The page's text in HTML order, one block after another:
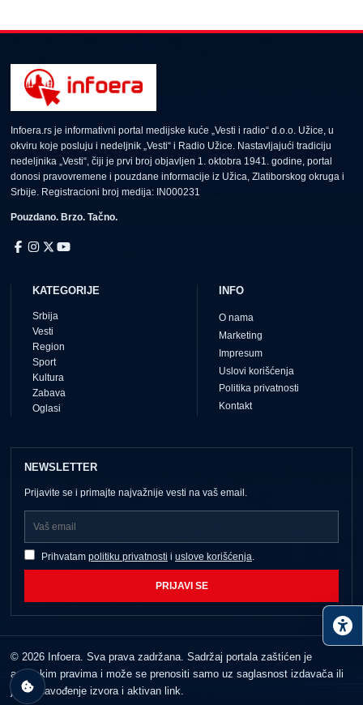
Infoera.rs je informativni portal medijske kuće „Vesti i radio“ d.o.o. Užice, u
okviru koje posluju i nedeljnik „Vesti“ i Radio Užice. Nastavljajući tradiciju
nedeljnika „Vesti“, čiji je prvi broj objavljen 1. oktobra 1941. godine, portal
donosi pravovremene i pouzdane informacije iz Užica, Zlatiborskog okruga i
Srbije. Registracioni broj medija: IN000231
Pouzdano. Brzo. Tačno.
KATEGORIJE
Srbija
Vesti
Region
Sport
Kultura
Zabava
Oglasi
INFO
O nama
Marketing
Impresum
Uslovi korišćenja
Politika privatnosti
Kontakt
NEWSLETTER
Prijavite se i primajte najvažnije vesti na vaš email.
Prihvatam politiku privatnosti i uslove korišćenja
PRIJAVI SE
© 2026 Infoera. Sva prava zadržana. Sadržaj portala zaštićen je
autorskim pravima i može se prenositi samo uz saglasnost izdavača ili
jasno navođenje izvora i aktivan link.